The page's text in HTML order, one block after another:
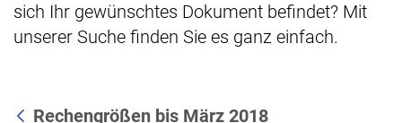
sich Ihr gewünschtes Dokument befindet? Mit
unserer Suche finden Sie es ganz einfach.
Rechengrößen bis März 2018